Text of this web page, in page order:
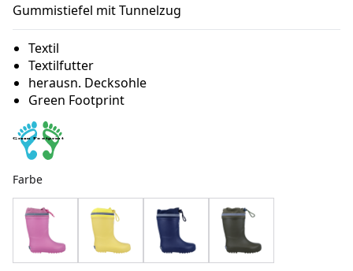
Gummistiefel mit Tunnelzug
Textil
Textilfutter
herausn. Decksohle
Green Footprint
Farbe